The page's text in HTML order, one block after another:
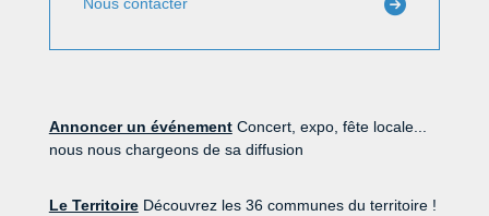
Annoncer un événementConcert, expo, fête locale...
nous nous chargeons de sa diffusion
Le TerritoireDécouvrez les 36 communes du territoire !